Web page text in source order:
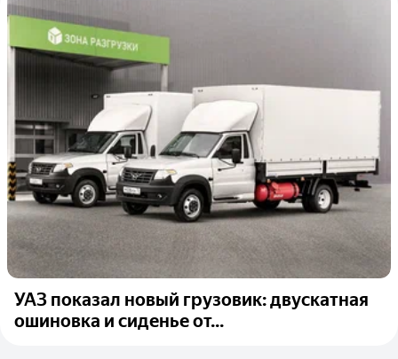
УАЗ показал новый грузовик: двускатная
ошиновка и сиденье от...